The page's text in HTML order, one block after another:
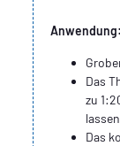
Anwendung:
Das
zu
lassen
Das